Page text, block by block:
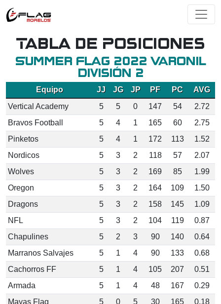
Tabla de Posiciones
Summer Flag 2022 Varonil
División 2
Equipo JJ JG JP PF PC
AVG
Vertical Academy
5 5 0 147 54
2.72
Bravos Football
5 4 1 165 60
2.75
Pinketos
5 4 1 172 113
1.52
Nordicos
5 3 2 118 57
2.07
Wolves
5 3 2 169 85
1.99
Oregon
5 3 2 164 109
1.50
Dragons
5 3 2 158 145
1.09
NFL
5 3 2 104 119
0.87
Chapulines
5 2 3 90 140
0.64
Marranos Salvajes
5 1 4 90 133
0.68
Cachorros FF
5 1 4 105 207
0.51
Armada
5 1 4 48 167
0.29
Mayas Flag
5 0 5 30 165 0.18